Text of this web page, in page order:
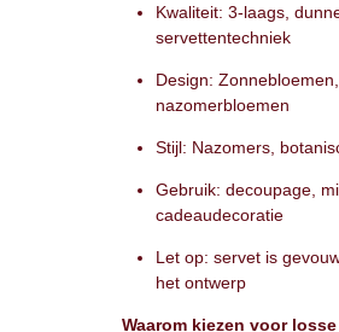
Kwaliteit: 3‑laags,
servettentechniek
Design:
nazomerbloemen
Stijl: Nazomers,
Gebruik: decoupage,
cadeaudecoratie
Let op: servet is
het ontwerp
Waarom kiezen voor